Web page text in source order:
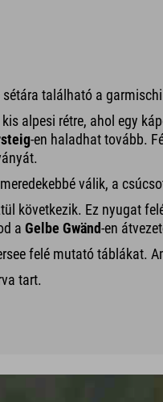
található a
alpesi rétre, ahol egy
-en haladhat tovább.
válik, a
következik. Ez nyugat
a Gelbe Gwänd-en
felé mutató táblákat.
tart.